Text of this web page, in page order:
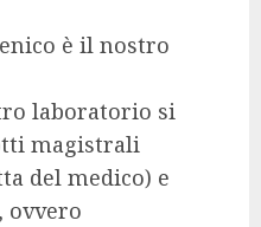
è il nostro
laboratorio si
magistrali
del medico) e